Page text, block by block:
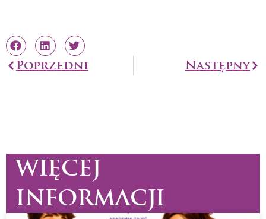
PrevPoprzedni Następny
WIĘCEJ
INFORMACJI